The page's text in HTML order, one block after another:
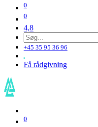
0
0
4,8
+45 35 95 36 96
Få rådgivning
0